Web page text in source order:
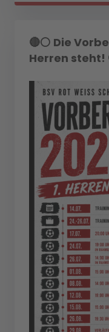
🔴⚪ Die
Herren steht!